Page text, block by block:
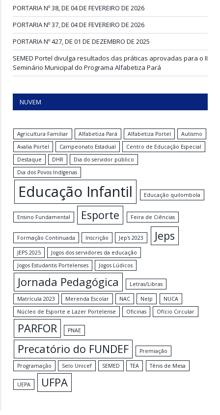
PORTARIA Nº 38, DE 04 DE FEVEREIRO DE 2026
PORTARIA Nº 37, DE 04 DE FEVEREIRO DE 2026
PORTARIA Nº 427, DE 01 DE DEZEMBRO DE 2025
SEMED Portel divulga resultados das práticas aprovadas para o II
Seminário Municipal do Programa Alfabetiza Pará
NUVEM
Agricultura Familiar Alfabetiza Pará Alfabetiza Portel
Autismo
Avalia Portel
Campeonato Estadual
Centro de Educação Especial
Destaque
DHR
Dia do servidor público
Dia dos Povos Indígenas
Educação Infantil Educação quilombola
Ensino Fundamental Esporte Feira de Ciências
Formação Continuada Inscrição Jep's 2023 Jeps
JEPS 2025
Jogos dos servidores da educação
Jogos Estudantis Portelenses
Jogos Lúdicos
Jornada Pedagógica Letras/Libras
Matrícula 2023 Merenda Escolar NAC Nelp
NUCA
Núcleo de Esporte e Lazer Portelense
Oficinas Ofício Circular
PARFOR PNAE
Precatório do FUNDEF Premiação
Programação Selo Unicef SEMED TEA Tênis de Mesa
UEPA UFPA